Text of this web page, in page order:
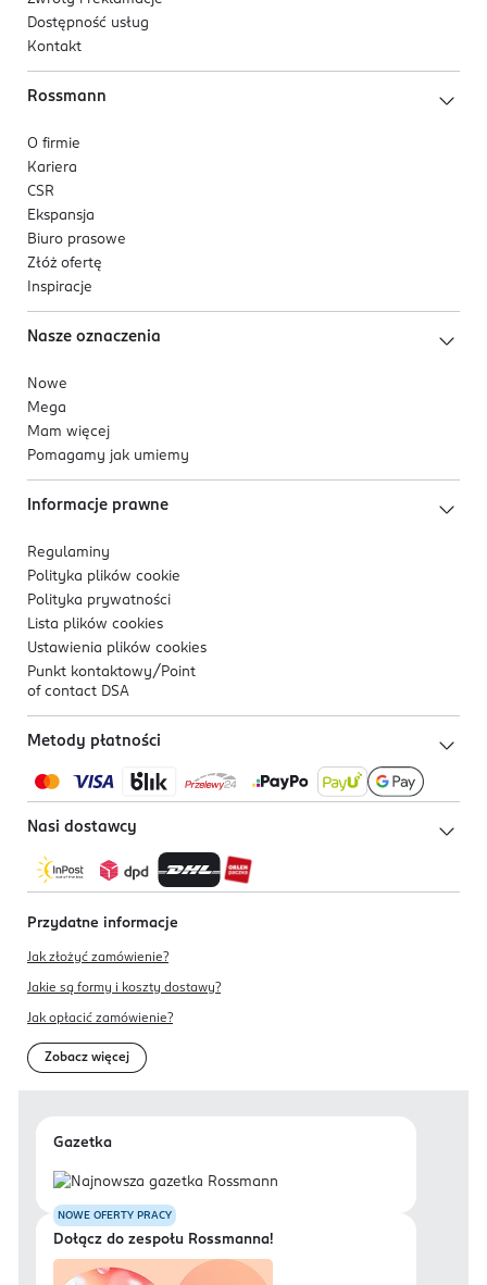
Dostępność usług
Kontakt
Rossmann
O firmie
Kariera
CSR
Ekspansja
Biuro prasowe
Złóż ofertę
Inspiracje
Nasze oznaczenia
Nowe
Mega
Mam więcej
Pomagamy jak umiemy
Informacje prawne
Regulaminy
Polityka plików cookie
Polityka prywatności
Lista plików cookies
Ustawienia plików cookies
Punkt kontaktowy/ Point
of contact DSA
Metody płatności
Nasi dostawcy
Przydatne informacje
Jak złożyć zamówienie?
Jakie są formy i koszty dostawy?
Jak opłacić zamówienie?
Zobacz więcej
Gazetka
NOWE OFERTY PRACY
Dołącz do zespołu Rossmanna!